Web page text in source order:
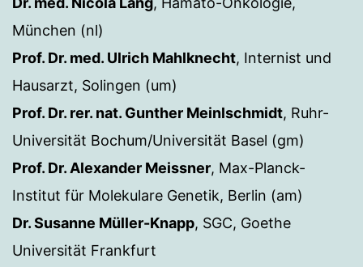
München (nl)
Prof. Dr. med. Ulrich Mahlknecht, Internist und
Hausarzt, Solingen (um)
Prof. Dr. rer. nat. Gunther Meinlschmidt, Ruhr-
Universität Bochum/Universität Basel (gm)
Prof. Dr. Alexander Meissner, Max-Planck-
Institut für Molekulare Genetik, Berlin (am)
Dr. Susanne Müller-Knapp, SGC, Goethe
Universität Frankfurt